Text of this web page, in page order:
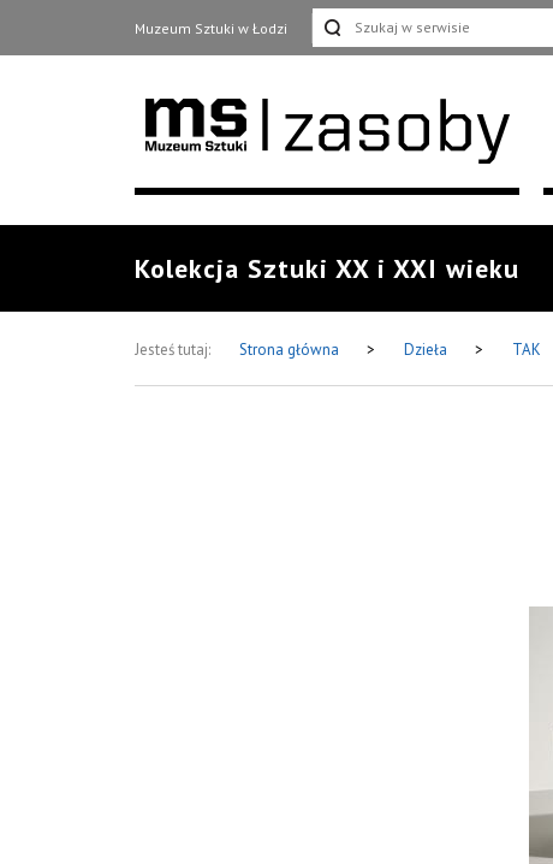
Muzeum Sztuki w Łodzi
Kolekcja Sztuki XX i XXI wieku
Jesteś tutaj: Strona główna > Dzieła > TAK